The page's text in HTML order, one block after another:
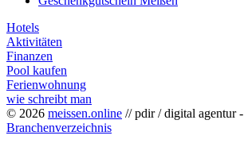
Hotels
Aktivitäten
Finanzen
Pool kaufen
Ferienwohnung
wie schreibt man
© 2026 meissen.online // pdir / digital agentur -
Branchenverzeichnis